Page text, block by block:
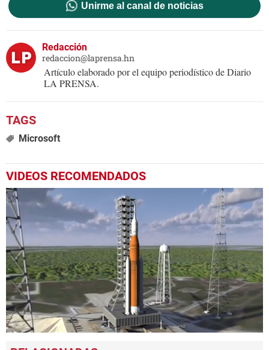
Unirme al canal de noticias
Redacción
redaccion@laprensa.hn
Artículo elaborado por el equipo periodístico de Diario
LA PRENSA.
Microsoft
VIDEOS RECOMENDADOS
seconds